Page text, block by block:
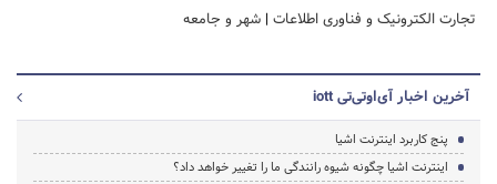
تجارت الکترونیک و فناوری اطلاعات | شهر و جامعه
آخرین اخبار آی‌اوتی‌تی iott
پنج کاربرد اینترنت اشیا
اینترنت اشیا چگونه شیوه رانندگی ما را تغییر خواهد داد؟